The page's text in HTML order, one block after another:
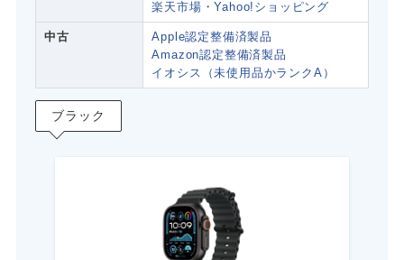
楽天市場・Yahoo!ショッピング
中古
Apple認定整備済製品
Amazon認定整備済製品
イオシス（未使用品かランクA）
ブラック